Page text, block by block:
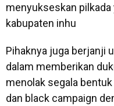
menyukseskan
kabupaten inhu
Pihaknya juga berjanji
dalam memberikan
menolak segala
dan black campaign